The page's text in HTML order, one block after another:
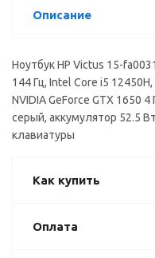
Описание
Ноутбук HP Victus 15-
144 Гц, Intel Core i5
NVIDIA GeForce GTX 1650
серый, аккумулятор 52.5
клавиатуры
Как купить
Оплата